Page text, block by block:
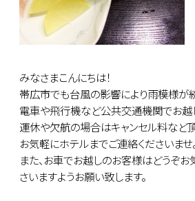
みなさまこんにちは！
帯広市でも台風の影響により雨模様が続
電車や飛行機など公共交通機関でお越
運休や欠航の場合はキャンセル料など
お気軽にホテルまでご連絡くださいませ
また、お車でお越しのお客様はどうぞ
さいますようお願い致します。